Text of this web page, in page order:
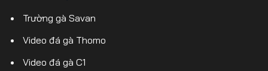
Trường gà Savan
Video đá gà Thomo
Video đá gà C1